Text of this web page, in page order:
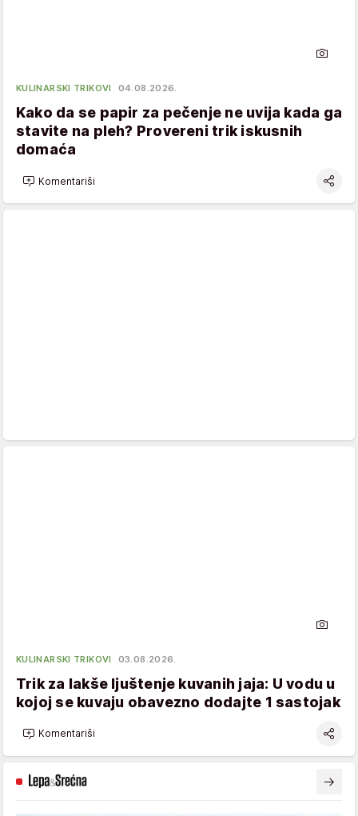
KULINARSKI TRIKOVI 04.08.2026.
Kako da se papir za pečenje ne uvija kada ga
stavite na pleh? Provereni trik iskusnih
domaća
Komentariši
KULINARSKI TRIKOVI 03.08.2026.
Trik za lakše ljuštenje kuvanih jaja: U vodu u
kojoj se kuvaju obavezno dodajte 1 sastojak
Komentariši